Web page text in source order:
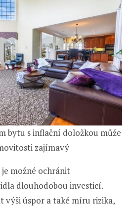
bytu s inflační doložkou může
zajímavý
možné ochránit
dlouhodobou investicí.
výši úspor a také míru rizika,